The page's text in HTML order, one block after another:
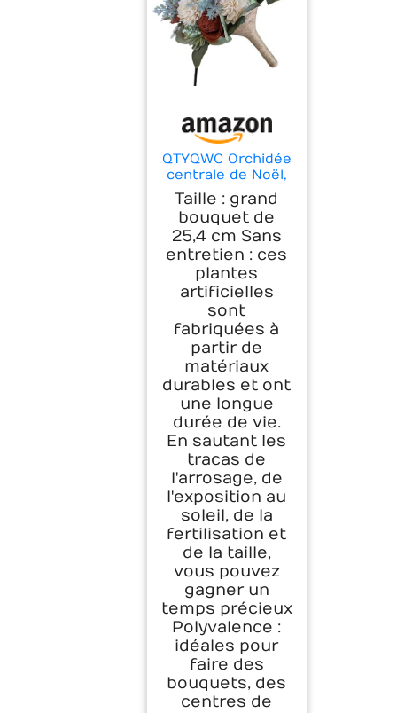
QTYQWC Orchidée
centrale de Noël,
bouquet de
mariage
d'automne, hiver
et vacances en
automne, bouquet
de fausses fleurs,
bouquet de
mariée en rouille
pour mariage,
décoration de la
maison (25,4 cm
Taille : grand
bouquet de
25,4 cm Sans
entretien : ces
plantes
artificielles
sont
fabriquées à
partir de
matériaux
durables et ont
une longue
durée de vie.
En sautant les
tracas de
l'arrosage, de
l'exposition au
soleil, de la
fertilisation et
de la taille,
vous pouvez
gagner un
temps précieux
Polyvalence :
idéales pour
faire des
bouquets, des
centres de